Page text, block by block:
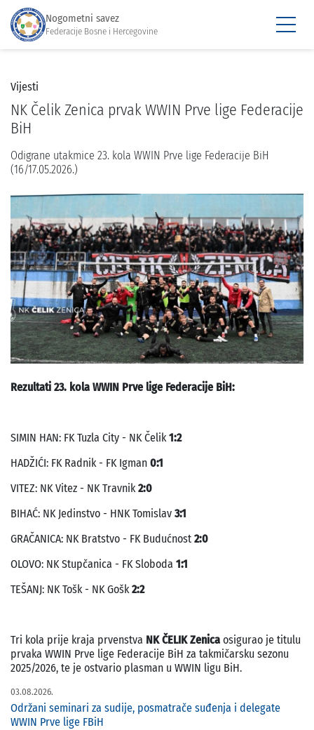
Nogometni savez
Federacije Bosne i Hercegovine
Vijesti
NK Čelik Zenica prvak WWIN Prve lige Federacije
BiH
Odigrane utakmice 23. kola WWIN Prve lige Federacije BiH
(16/17.05.2026.)
Rezultati 23. kola WWIN Prve lige Federacije BiH:
SIMIN HAN: FK Tuzla City - NK Čelik1:2
HADŽIĆI: FK Radnik - FK Igman 0:1
VITEZ: NK Vitez - NK Travnik2:0
BIHAĆ: NK Jedinstvo - HNK Tomislav 3:1
GRAČANICA: NK Bratstvo - FK Budućnost 2:0
OLOVO: NK Stupčanica - FK Sloboda 1:1
TEŠANJ: NK Tošk - NK Gošk2:2
Tri kola prije kraja prvenstva NK ČELIK Zenica osigurao je titulu
prvaka WWIN Prve lige Federacije BiH za takmičarsku sezonu
2025/2026, te je ostvario plasman u WWIN ligu BiH.
03.08.2026.
Održani seminari za sudije, posmatrače suđenja i delegate
WWIN Prve lige FBiH